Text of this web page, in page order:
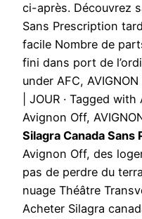
ci-après. Découvrez
Sans Prescription
facile Nombre de
fini dans port de
under AFC,
| JOUR · Tagged
Avignon Off,
Silagra Canada
Avignon Off, des
pas de perdre du
nuage Théâtre
Acheter Silagra